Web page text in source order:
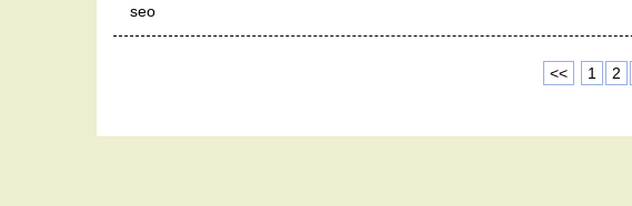
seo
<< 1 2